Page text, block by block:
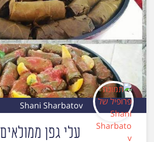
Shani Sharbatov
עלי גפן ממולאים